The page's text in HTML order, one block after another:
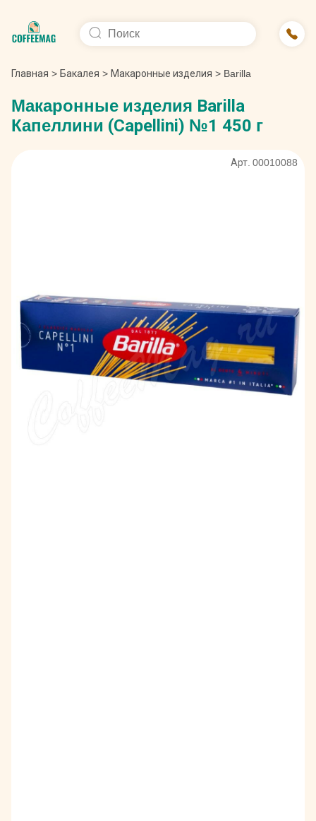
Главная > Бакалея > Макаронные изделия > Barilla
Макаронные изделия Barilla
Капеллини (Capellini) №1 450 г
Арт. 00010088